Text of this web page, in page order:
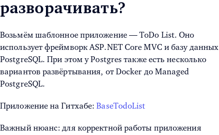
разворачивать?
Возьмём шаблонное приложение — ToDo List. Оно
использует фреймворк ASP.NET Core MVC и базу данных
PostgreSQL. При этом у Postgres также есть несколько
вариантов развёртывания, от Docker до Managed
PostgreSQL.
Приложение на Гитхабе:BaseTodoList
Важный нюанс: для корректной работы приложения